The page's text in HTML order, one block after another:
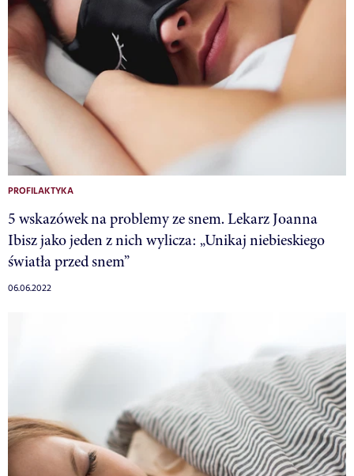
PROFILAKTYKA
5 wskazówek na problemy ze snem. Lekarz Joanna
Ibisz jako jeden z nich wylicza: „Unikaj niebieskiego
światła przed snem”
06.06.2022